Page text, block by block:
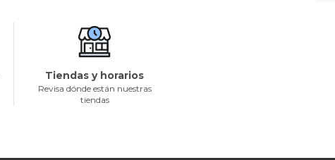
Tiendas y horarios
Revisa dónde están nuestras
tiendas